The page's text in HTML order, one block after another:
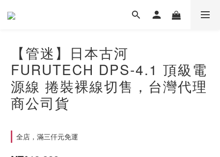
【管迷】日本古河
FURUTECH DPS-4.1 頂級電
源線 捲裝裸線切售，台灣代理
商公司貨
全店，滿三仟元免運